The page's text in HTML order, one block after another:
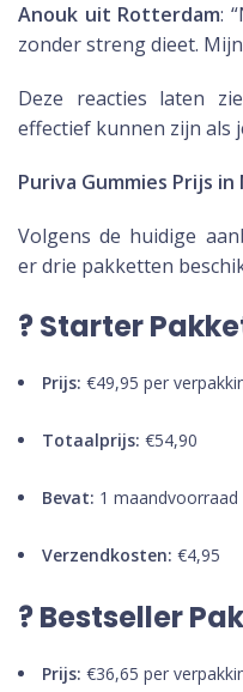
Anouk uit Rotterdam:
zonder streng dieet.
Deze reacties laten
effectief kunnen zijn als
Puriva Gummies Prijs in
Volgens de huidige
er drie pakketten
? Starter
Prijs: €49,95 per
Totaalprijs: €54,90
Bevat: 1 maandvoorraad
Verzendkosten: €4,95
? Bestseller
Prijs: €36,65 per